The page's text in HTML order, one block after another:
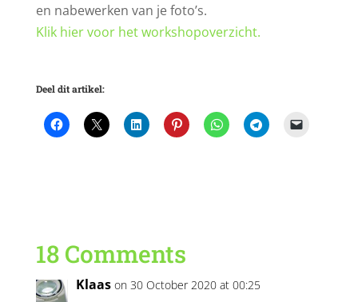
en nabewerken van je foto’s.
Klik hier voor het workshopoverzicht.
Deel dit artikel:
18 Comments
Klaas on 30 October 2020 at 00:25